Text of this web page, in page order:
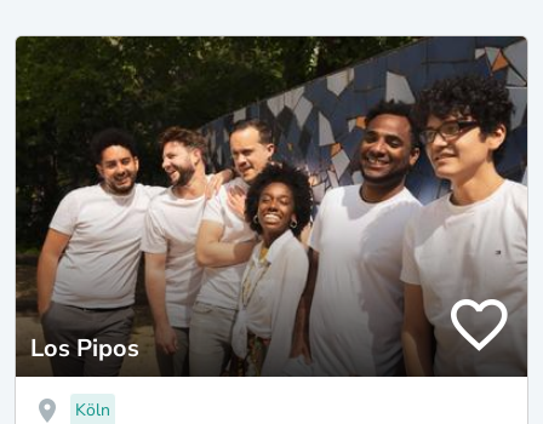
Los Pipos
Köln